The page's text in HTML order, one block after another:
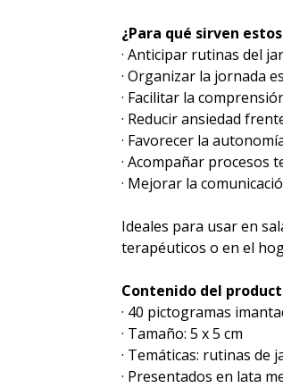
¿Para qué sirven
· Anticipar rutinas del
· Organizar la jornada
· Facilitar la
· Reducir ansiedad
· Favorecer la
· Acompañar procesos
· Mejorar la
Ideales para usar en
terapéuticos o en el
Contenido del
· 40 pictogramas
· Tamaño: 5 x 5 cm
· Temáticas: rutinas de
· Presentados en lata